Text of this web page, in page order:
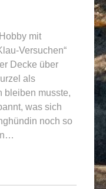
mit
Versuchen“
Decke über
als
bleiben musste,
was sich
noch so